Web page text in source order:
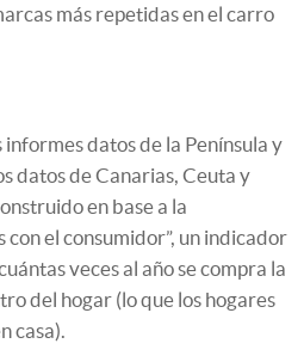
más repetidas en el carro
datos de la Península y
datos de Canarias, Ceuta y
en base a la
con el consumidor”, un indicador
veces al año se compra la
del hogar (lo que los hogares
casa).